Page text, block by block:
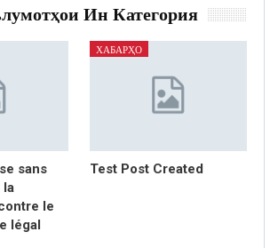
Ин Категория
sans
la
le
légal
ХАБАРҲО
Test Post Created